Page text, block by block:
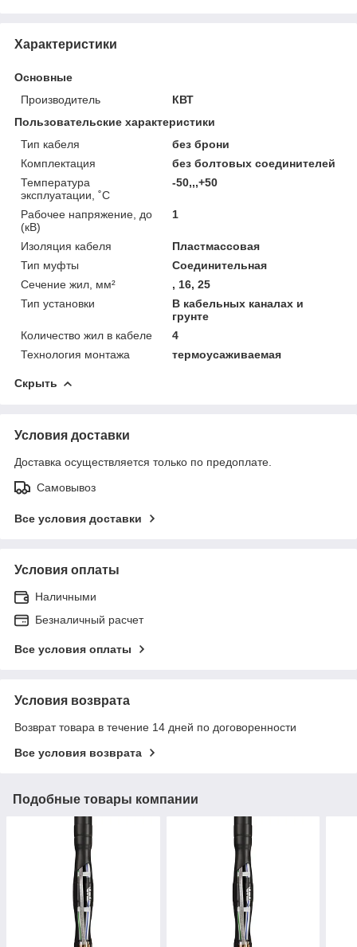
Характеристики
Основные
Производитель
КВТ
Пользовательские характеристики
Тип кабеля
без брони
Комплектация
без болтовых соединителей
Температура
эксплуатации, ˚С
-50,,,+50
Рабочее напряжение, до
(кВ)
1
Изоляция кабеля
Пластмассовая
Тип муфты
Соединительная
Сечение жил, мм²
, 16, 25
Тип установки
В кабельных каналах и
грунте
Количество жил в кабеле
4
Технология монтажа
термоусаживаемая
Скрыть
Условия доставки
Доставка осуществляется только по предоплате.
Самовывоз
Все условия доставки
Условия оплаты
Наличными
Безналичный расчет
Все условия оплаты
Условия возврата
Возврат товара в течение 14 дней по договоренности
Все условия возврата
Подобные товары компании